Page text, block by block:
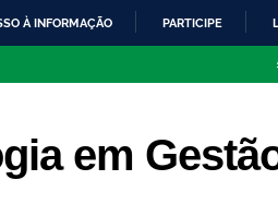
À INFORMAÇÃO PARTICIPE
em